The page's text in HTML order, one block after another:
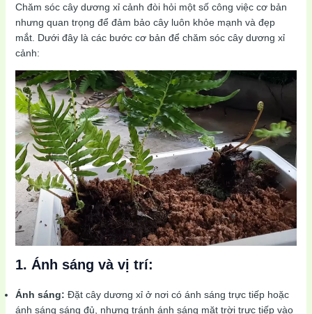
Chăm sóc cây dương xỉ cảnh đòi hỏi một số công việc cơ bản
nhưng quan trọng để đảm bảo cây luôn khỏe mạnh và đẹp
mắt. Dưới đây là các bước cơ bản để chăm sóc cây dương xỉ
cảnh:
1. Ánh sáng và vị trí:
Ánh sáng: Đặt cây dương xỉ ở nơi có ánh sáng trực tiếp hoặc
ánh sáng sáng đủ, nhưng tránh ánh sáng mặt trời trực tiếp vào